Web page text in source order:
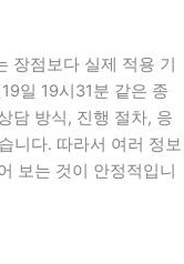
장점보다 실제 적용 기
일 19시31분 같은 종
담 방식, 진행 절차, 응
니다. 따라서 여러 정보
보는 것이 안정적입니